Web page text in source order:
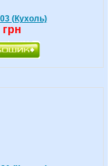
(Кухоль)
грн